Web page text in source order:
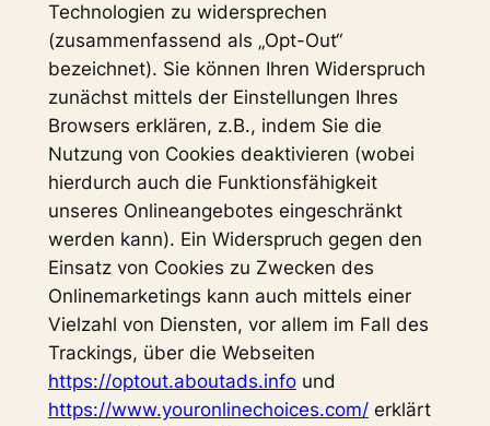
Technologien zu widersprechen
(zusammenfassend als „Opt-Out“
bezeichnet). Sie können Ihren Widerspruch
zunächst mittels der Einstellungen Ihres
Browsers erklären, z.B., indem Sie die
Nutzung von Cookies deaktivieren (wobei
hierdurch auch die Funktionsfähigkeit
unseres Onlineangebotes eingeschränkt
werden kann). Ein Widerspruch gegen den
Einsatz von Cookies zu Zwecken des
Onlinemarketings kann auch mittels einer
Vielzahl von Diensten, vor allem im Fall des
Trackings, über die Webseiten
https://optout.aboutads.infound
https://www.youronlinechoices.com/erklärt